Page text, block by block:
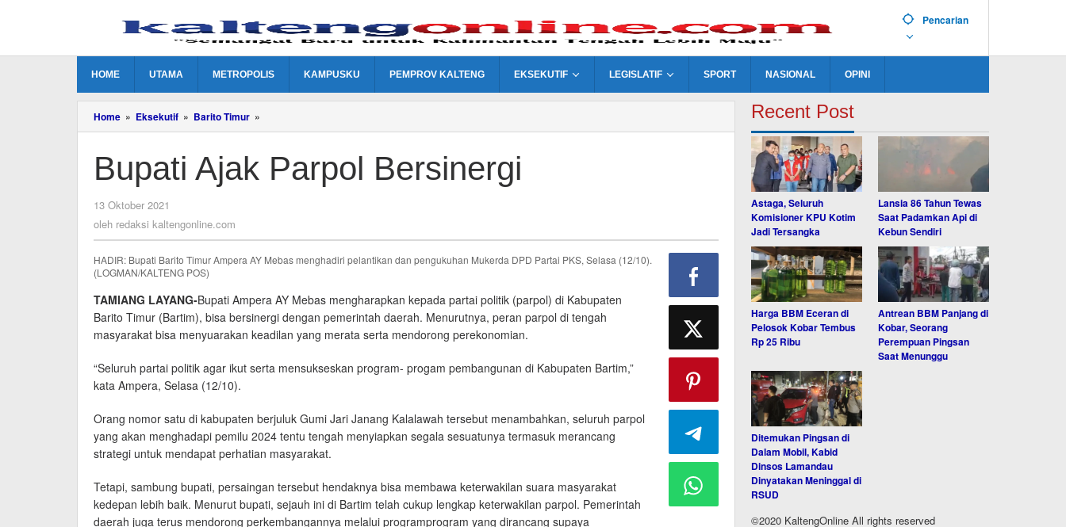
Pencarian
HOME UTAMA METROPOLIS KAMPUSKU PEMPROV KALTENG EKSEKUTIF LEGISLATIF SPORT NASIONAL OPINI
Home » Eksekutif » Barito Timur »
Ajak
Bersinergi
Bupati Ajak Parpol Bersinergi
13 Oktober 2021
redaksi
kaltengonline.com
oleh redaksi kaltengonline.com
HADIR: Bupati Barito Timur Ampera AY Mebas menghadiri pelantikan dan pengukuhan Mukerda DPD Partai PKS, Selasa (12/10).
(LOGMAN/KALTENG POS)
TAMIANG LAYANG-Bupati Ampera AY Mebas mengharapkan kepada partai politik (parpol) di Kabupaten
Barito Timur (Bartim), bisa bersinergi dengan pemerintah daerah. Menurutnya, peran parpol di tengah
masyarakat bisa menyuarakan keadilan yang merata serta mendorong perekonomian.
“Seluruh partai politik agar ikut serta mensukseskan program- progam pembangunan di Kabupaten Bartim,”
kata Ampera, Selasa (12/10).
Orang nomor satu di kabupaten berjuluk Gumi Jari Janang Kalalawah tersebut menambahkan, seluruh parpol
yang akan menghadapi pemilu 2024 tentu tengah menyiapkan segala sesuatunya termasuk merancang
strategi untuk mendapat perhatian masyarakat.
Tetapi, sambung bupati, persaingan tersebut hendaknya bisa membawa keterwakilan suara masyarakat
kedepan lebih baik. Menurut bupati, sejauh ini di Bartim telah cukup lengkap keterwakilan parpol. Pemerintah
daerah juga terus mendorong perkembangannya melalui programprogram yang dirancang supaya
Recent Post
Astaga, Seluruh
Komisioner KPU Kotim
Jadi Tersangka
Lansia 86 Tahun Tewas
Saat Padamkan Api di
Kebun Sendiri
Harga BBM Eceran di
Pelosok Kobar Tembus
Rp 25 Ribu
Antrean BBM Panjang di
Kobar, Seorang
Perempuan Pingsan
Saat Menunggu
Ditemukan Pingsan di
Dalam Mobil, Kabid
Dinsos Lamandau
Dinyatakan Meninggal di
RSUD
©2020 KaltengOnline All rights reserved